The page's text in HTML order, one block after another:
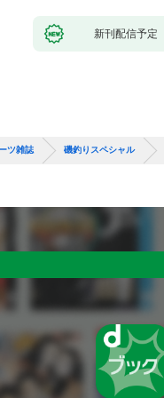
新刊配信予定
ツ雑誌 磯釣りスペシャル